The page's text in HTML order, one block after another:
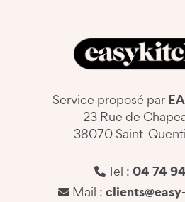
Service proposé par
23 Rue de
38070 Saint-
Tel : 04 74
Mail :